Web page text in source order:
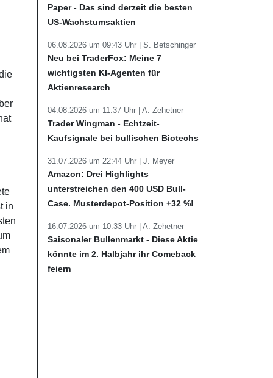
in
Paper - Das sind derzeit die besten
US-Wachstumsaktien
06.08.2026 um 09:43 Uhr | S. Betschinger
Neu bei TraderFox: Meine 7
wichtigsten KI-Agenten für
Aktienresearch
04.08.2026 um 11:37 Uhr | A. Zehetner
Trader Wingman - Echtzeit-
Kaufsignale bei bullischen Biotechs
31.07.2026 um 22:44 Uhr | J. Meyer
Amazon: Drei Highlights
unterstreichen den 400 USD Bull-
Case. Musterdepot-Position +32 %!
16.07.2026 um 10:33 Uhr | A. Zehetner
Saisonaler Bullenmarkt - Diese Aktie
könnte im 2. Halbjahr ihr Comeback
feiern